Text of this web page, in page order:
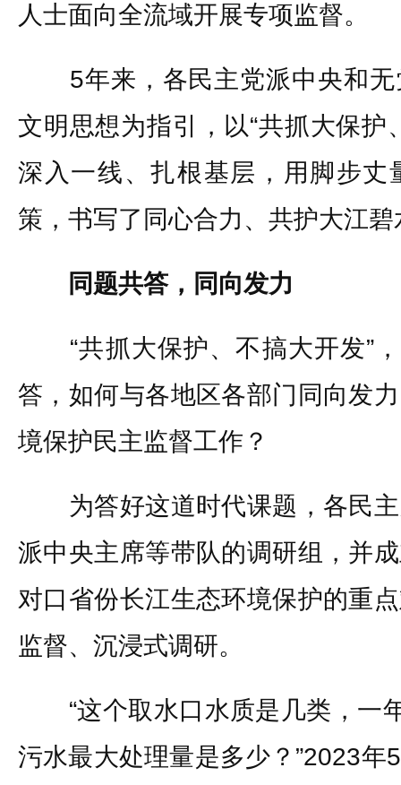
人士面向全流域开展专项监督。
5年来，各民主党派中央和无
文明思想为指引，以“共抓大保护
深入一线、扎根基层，用脚步丈
策，书写了同心合力、共护大江
同题共答，同向发力
“共抓大保护、不搞大开发”，
答，如何与各地区各部门同向发
境保护民主监督工作？
为答好这道时代课题，各民主
派中央主席等带队的调研组，并
对口省份长江生态环境保护的重
监督、沉浸式调研。
“这个取水口水质是几类，一年
污水最大处理量是多少？”2023年